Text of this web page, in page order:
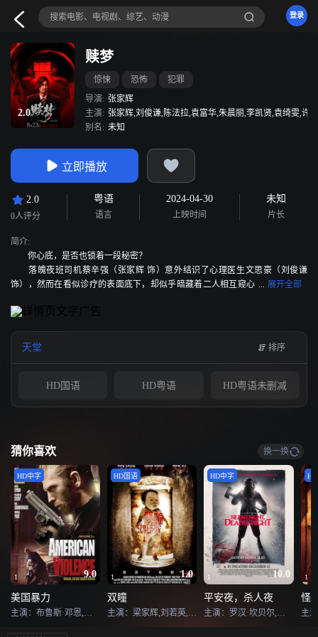
登录
2.0
赎梦
惊悚 恐怖
犯罪
导演: 张家辉
主演: 张家辉,刘俊谦,陈法拉,袁富华,朱晨丽,李凯贤,袁绮雯,许
别名: 未知
立即播放
2.0
0人评分
粤语
语言
2024-04-30
上映时间
未知
片长
简介:
你心底，是否也锁着一段秘密？
落魄夜班司机蔡辛强（张家辉 饰）意外结识了心理医生文思豪（刘俊谦
饰），然而在看似诊疗的表面底下，却似乎暗藏着二人相互窥心
诡异幻影不断重现，惊悚氛围下，直指灵魂叩问：你敢直面内心的恐惧吗？
天堂 排序
HD国语 HD粤语 HD粤语未删减
猜你喜欢 换一换
1 9.0
HD中字
美国暴力
主演：布鲁斯·邓恩,丹妮丝·理查兹,凯维·莱曼-默塞尤,哥伦布·绍特,罗布·格隆科夫斯基,迈克尔·帕尔,约翰尼·梅辛纳,爱玛·里格比,尼克·齐兰德,帕特里克·基尔帕特里克,迈克尔·约翰·朗,米歇尔·圣托彼得罗,威洛·黑尔
1 1.0
HD国语
双瞳
主演：梁家辉,刘若英,戴立忍,大卫·摩斯,杨贵媚,林涵,郎雄
1 10.0
HD中字
平安夜，杀人夜
主演：罗汉·坎贝尔,露比·莫迪恩,马克·艾奇逊,沙龙·巴杰,大卫·劳伦斯·布朗,埃里克·阿塔瓦尔,托米·雷梅尔,大卫·汤姆林森,伊莎·薇洛特,Rick Skene,Tom Young,马德琳·考克斯,Yan Joseph,Richard Patrick Tolton II,Lam An,Jasmine Wallace,弗雷德里克·艾伦,Logan Sawyer,Julien Neault-Lount,安德烈娅·格里宁
1
怪